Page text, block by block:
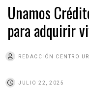
Unamos
para adquirir
REDACCIÓN CENTRO
JULIO 22, 2025